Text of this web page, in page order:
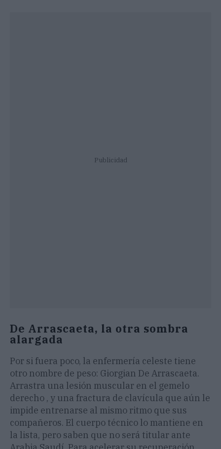
Publicidad
De Arrascaeta, la otra sombra
alargada
Por si fuera poco, la enfermería celeste tiene
otro nombre de peso: Giorgian De Arrascaeta.
Arrastra una lesión muscular en el gemelo
derecho , y una fractura de clavícula que aún le
impide entrenarse al mismo ritmo que sus
compañeros. El cuerpo técnico lo mantiene en
la lista, pero saben que no será titular ante